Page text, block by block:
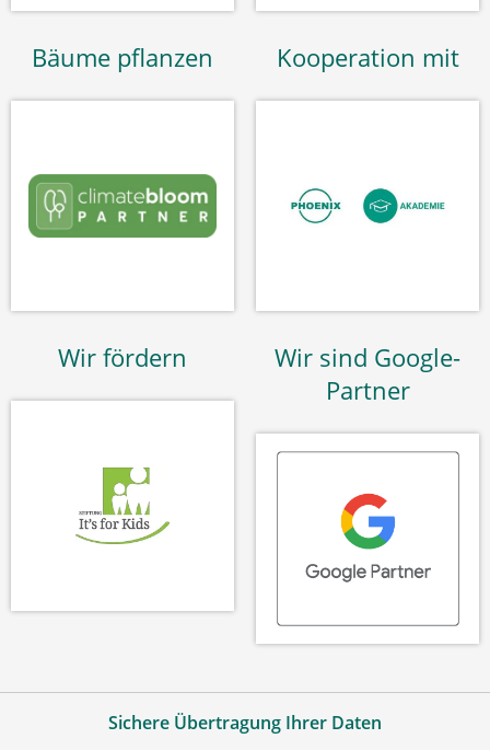
Bäume pflanzen Kooperation mit
Wir fördern
Wir sind Google-
Partner
Sichere Übertragung Ihrer Daten